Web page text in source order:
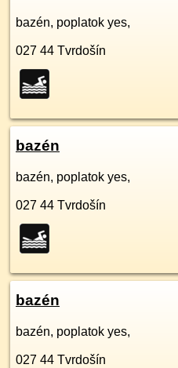
bazén, poplatok yes,
027 44 Tvrdošín
bazén
bazén, poplatok yes,
027 44 Tvrdošín
bazén
bazén, poplatok yes,
027 44 Tvrdošín